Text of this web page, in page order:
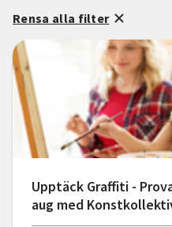
Rensa alla filter
Upptäck Graffiti -
aug med